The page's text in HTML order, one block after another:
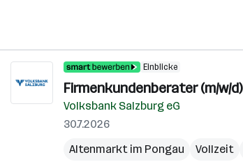
Einblicke
Firmenkundenberater (m/w/d)
Volksbank Salzburg eG
30.7.2026
Altenmarkt im Pongau
Vollzeit